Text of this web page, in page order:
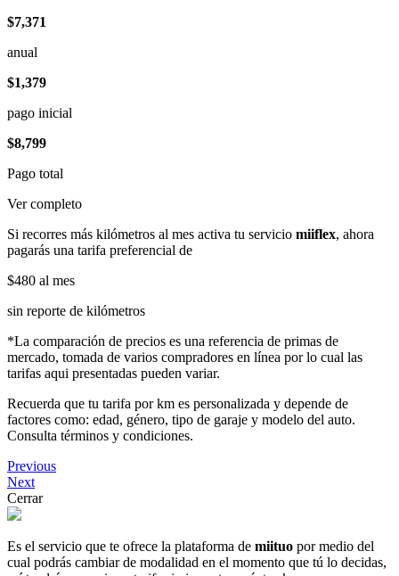
$7,371
anual
$1,379
pago inicial
$8,799
Pago total
Ver completo
Si recorres más kilómetros al mes activa tu servicio miiflex, ahora
pagarás una tarifa preferencial de
$480 al mes
sin reporte de kilómetros
*La comparación de precios es una referencia de primas de
mercado, tomada de varios compradores en línea por lo cual las
tarifas aqui presentadas pueden variar.
Recuerda que tu tarifa por km es personalizada y depende de
factores como: edad, género, tipo de garaje y modelo del auto.
Consulta términos y condiciones.
Previous
Next
Cerrar
Es el servicio que te ofrece la plataforma de miituo por medio del
cual podrás cambiar de modalidad en el momento que tú lo decidas,